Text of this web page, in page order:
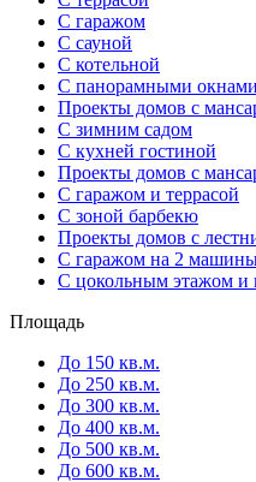
С гаражом
С сауной
С котельной
С панорамными окнами
Проекты домов с
С зимним садом
С кухней гостиной
Проекты домов с
С гаражом и террасой
С зоной барбекю
Проекты домов с
С гаражом на 2
С цокольным этажом и
Площадь
До 150 кв.м.
До 250 кв.м.
До 300 кв.м.
До 400 кв.м.
До 500 кв.м.
До 600 кв.м.